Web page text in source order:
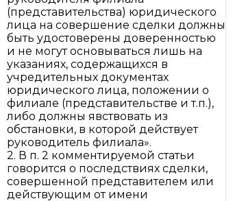
(представительства) юридического
лица на совершение сделки должны
быть удостоверены доверенностью
и не могут основываться лишь на
указаниях, содержащихся в
учредительных документах
юридического лица, положении о
филиале (представительстве и т.п.),
либо должны явствовать из
обстановки, в которой действует
руководитель филиала».
2. В п. 2 комментируемой статьи
говорится о последствиях сделки,
совершенной представителем или
действующим от имени